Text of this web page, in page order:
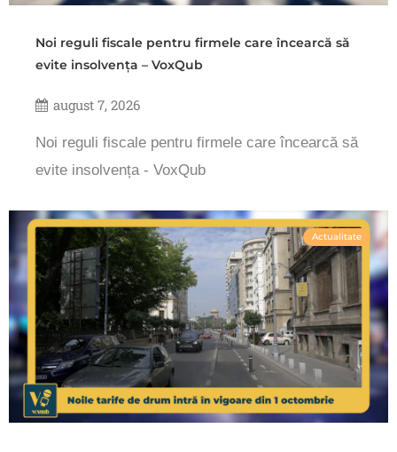
Noi reguli fiscale pentru firmele care încearcă să
evite insolvența – VoxQub
august 7, 2026
Noi reguli fiscale pentru firmele care încearcă să
evite insolvența - VoxQub
Actualitate